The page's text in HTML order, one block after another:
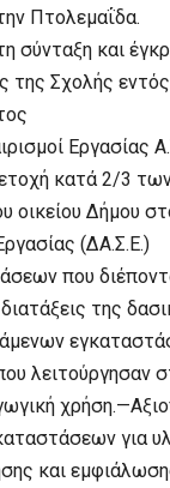
Πτολεμαΐδα.
σύνταξη και
της Σχολής
Εργασίας
κατά 2/3
οικείου Δήμου
(ΔΑ.Σ.Ε.)
που
της
λειτούργησαν
για
και